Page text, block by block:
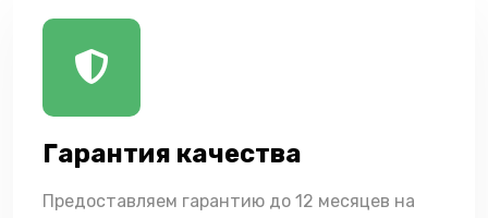
Гарантия качества
Предоставляем гарантию до 12 месяцев на